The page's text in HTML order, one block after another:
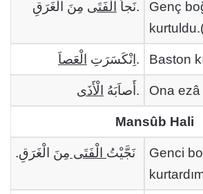
نَجاَ الْفَتَى مِنَ الْغَرَقِ.
Genç
اِنْكَسَرَتِ الْعَصا َ. Baston
أَصاَبَهُ الْأَذَى . Ona ezâ
Mansûb Hali
نَجَّيْتُ الْفَتَى مِنَ الْغَرَقِ.
Genci